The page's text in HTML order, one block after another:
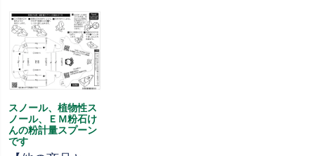
スノール、植物性ス
ノール、ＥＭ粉石け
んの粉計量スプーン
です